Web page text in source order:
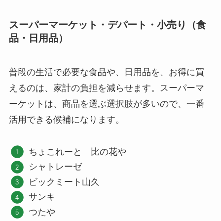
スーパーマーケット・デパート・小売り（食
品・日用品）
普段の生活で必要な食品や、日用品を、お得に買
えるのは、家計の負担を減らせます。スーパーマ
ーケットは、商品を選ぶ選択肢が多いので、一番
活用できる候補になります。
ちょこれーと 比の花や
シャトレーゼ
ビックミート山久
サンキ
つたや